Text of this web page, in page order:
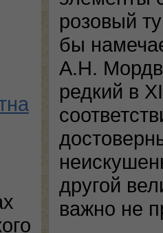
розовый
бы
А.Н.
редкий в
другой
важно не